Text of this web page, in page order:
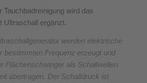
Tauchbadreinigung wird das
Ultraschall ergänzt.
werden elektrische
bestimmten Frequenz erzeugt und
Flächenschwinger als Schallwellen
übertragen. Der Schalldruck ist